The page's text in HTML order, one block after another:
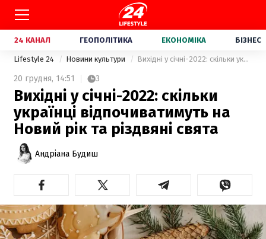
24 КАНАЛ ГЕОПОЛІТИКА ЕКОНОМІКА БІЗНЕС
Lifestyle 24 Новини культури Вихідні у січні-2022: скільки українці відпочиватимуть на Новий рік та різдвяні свята
20 грудня, 14:51 3
Вихідні у січні-2022: скільки
українці відпочиватимуть на
Новий рік та різдвяні свята
Андріана Будиш